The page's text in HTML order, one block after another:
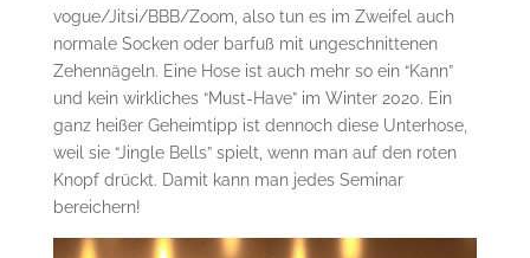
vogue/Jitsi/BBB/Zoom, also tun es im Zweifel auch
normale Socken oder barfuß mit ungeschnittenen
Zehennägeln. Eine Hose ist auch mehr so ein “Kann”
und kein wirkliches “Must-Have” im Winter 2020. Ein
ganz heißer Geheimtipp ist dennoch diese Unterhose,
weil sie “Jingle Bells” spielt, wenn man auf den roten
Knopf drückt. Damit kann man jedes Seminar
bereichern!